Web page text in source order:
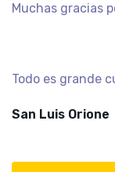
Muchas gracias
Todo es grande
San Luis Orione